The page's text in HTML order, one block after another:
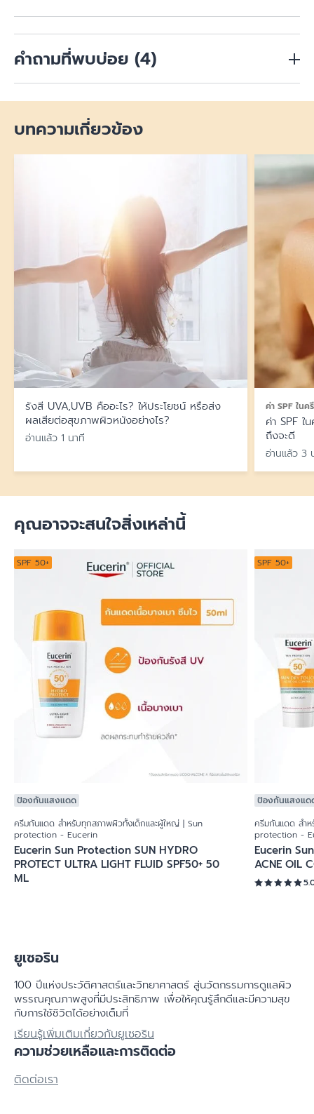
คำถามที่พบบ่อย (4)
หลังทำ Pico Laser กี่วันหาย?
หากใบหน้ามีอาการบวมแดงจะสามารถหายไปภายใน 2-3 วัน หาก
และรอยดำบนใบหน้าจะค่อยๆ จางลงภายใน 2-4 สัปดาห์ แต่การ
ทำ PICO ผลลัพธ์ที่ชัดเจนจะเห็นได้หลังจากการทำเลเซอร์ 3-5
หลังทำ Pico Laser ห้ามอะไรบ้าง?
ผสมของ AHA, BHA หรือ Retinol ในช่วงแรก ห้ามทำกิจกรรม
ที่ทำให้เหงื่อออกมาก หรือสัมผัสความร้อนในช่วงแรก
Pico Laser เป็นเทคโนโลยีที่ปลอดภัย เมื่อทำโดยแพทย์หรือผู้
เชี่ยวชาญที่มีประสบการณ์ อาจมีผลข้างเคียงเล็กน้อย อย่างเช่น
รอยแดง บวม หรือสะเก็ดแผล ซึ่งจะหายไปเองภายในไม่กี่วัน
และไม่ควรทำกับผู้ที่ไม่มีความเชี่ยวชาญ เพราะอาจทำให้เกิดผล
ข้างเคียงที่อันตรายได้ เช่น ผิวไหม้ หรือเกิดรอยแผลเป็น
หลังทำ Pico Laser กี่วันถึงแต่งหน้าได้
โดยทั่วไปหลังทำ Pico Laser 2-3 วัน สามารถแต่งหน้าได้ตาม
ปกติ หากมีแผลตกสะเก็ด ควรรอ 3-5 วัน หรือรอให้สะเก็ดหลุด
ออกหมดก่อน และควรเลือกใช้เครื่องสำอางที่ไม่ก่อให้เกิดการอุด
ตัน และล้างหน้าให้สะอาดหมดจด
บทความเกี่ยวข้อง
รังสี UVA,UVB คืออะไร? ให้ประโยชน์ หรือส่ง
ผลเสียต่อสุขภาพผิวหนังอย่างไร?
อ่านแล้ว 1 นาที
ค่า SPF ในค
ค่า SPF ใ
ถึงจะดี
อ่านแล้ว 3
คุณอาจจะสนใจสิ่งเหล่านี้
SPF 50+
ป้องกันแสงแดด
ครีมกันแดด สำหรับทุกสภาพผิวทั้งเด็กและผู้ใหญ่ | Sun
protection - Eucerin
Eucerin Sun Protection SUN HYDRO
PROTECT ULTRA LIGHT FLUID SPF50+ 50
ML
SPF 50+
ป้องกันแสงแด
ครีมกันแดด สำ
protection -
Eucerin
ACNE OIL
ยูเซอริน
100 ปีแห่งประวัติศาสตร์​และวิทยาศาสตร์ สู่นวัตกรรมการดูแลผิว
พรรณคุณภาพสูงที่มีประสิทธิภาพ เพื่อให้คุณรู้สึกดีและมีความสุข
กับการใช้ชิวิตได้อย่างเต็มที่
เรียนรู้เพิ่มเติมเกี่ยวกับยูเซอริน
ความช่วยเหลือและการติดต่อ
ติดต่อเรา